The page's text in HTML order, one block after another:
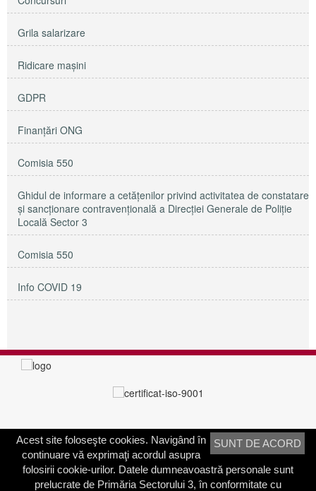
Grila salarizare
Ridicare maşini
GDPR
Finanțări ONG
Comisia 550
Ghidul de informare a cetățenilor privind activitatea de constatare
și sancționare contravențională a Direcției Generale de Poliție
Locală Sector 3
Comisia 550
Info COVID 19
PRIMĂRIA SECTORULUI 3
Adresa:Calea Dudeşti nr. 191
Bucureşti, Sector 3, România
SUNT DE ACORD
Acest site foloseşte cookies. Navigând în
continuare vă exprimaţi acordul asupra
folosirii cookie-urilor. Datele dumneavoastră personale sunt
prelucrate de Primăria Sectorului 3, în conformitate cu